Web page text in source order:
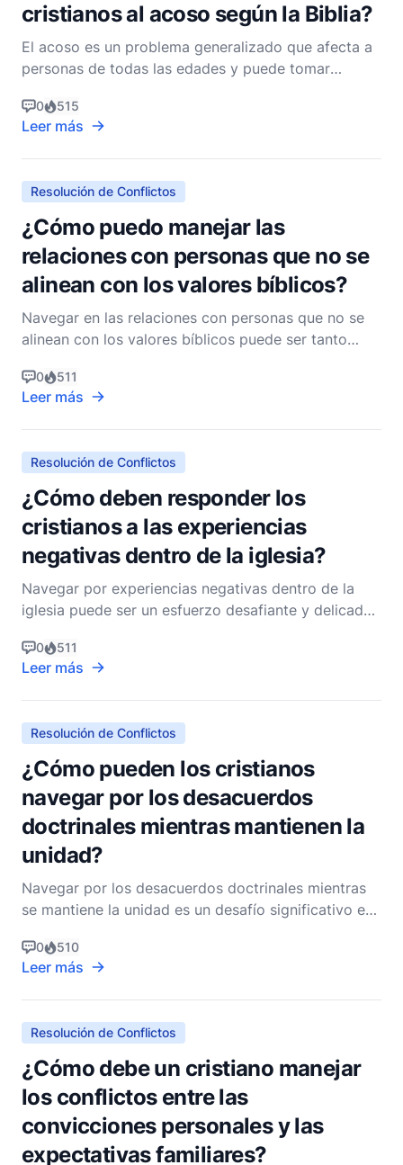
cristianos al acoso según la Biblia?
El acoso es un problema generalizado que afecta a
personas de todas las edades y puede tomar
cibernético. Como cristianos, estamos llamados a
responder a tales desafíos de una manera que
refleje las enseñanzas de Jesucristo y los principios
encontr
0 515
Leer más
Resolución de Conflictos
¿Cómo puedo manejar las
relaciones con personas que no se
alinean con los valores bíblicos?
Navegar en las relaciones con personas que no se
alinean con los valores bíblicos puede ser tanto
estamos llamados a estar en el mundo pero no ser
del mundo (Juan 17:14-16). Esto significa que,
aunque interactuamos y amamos a los que nos
rodean, también
0 511
Leer más
Resolución de Conflictos
¿Cómo deben responder los
cristianos a las experiencias
negativas dentro de la iglesia?
Navegar por experiencias negativas dentro de la
iglesia puede ser un esfuerzo desafiante y delicado.
cristiana que requiere un enfoque reflexivo, de
oración y basado en la Biblia. Como cristianos,
nuestra respuesta al conflicto o a experiencias
negativa
0 511
Leer más
Resolución de Conflictos
¿Cómo pueden los cristianos
navegar por los desacuerdos
doctrinales mientras mantienen la
unidad?
Navegar por los desacuerdos doctrinales mientras
se mantiene la unidad es un desafío significativo en
salud y el testimonio de la Iglesia. Como cristianos
no denominacionales, reconocemos que la unidad
en el cuerpo de Cristo no significa uniformidad e
0 510
Leer más
Resolución de Conflictos
¿Cómo debe un cristiano manejar
los conflictos entre las
convicciones personales y las
expectativas familiares?